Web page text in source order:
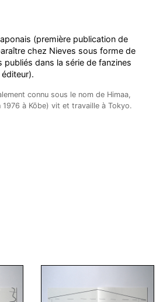
(première publication de
chez Nieves sous forme de
publiés dans la série de fanzines
connu sous le nom de Himaa,
1976 à Kōbe) vit et travaille à Tokyo.